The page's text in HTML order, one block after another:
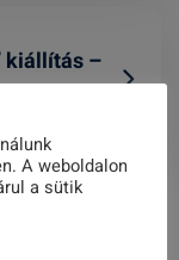
kiállítás –
A weboldalon
a sütik